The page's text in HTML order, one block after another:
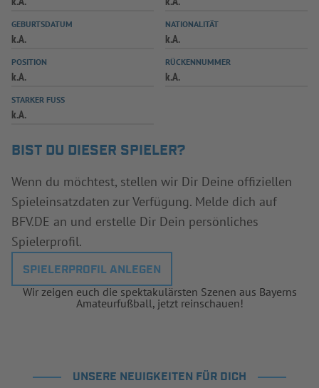
SPIELPLUS
GEBURTSDATUM
k.A.
NATIONALITÄT
k.A.
POSITION
k.A.
RÜCKENNUMMER
k.A.
STARKER FUSS
k.A.
BIST DU DIESER SPIELER?
Wenn du möchtest, stellen wir Dir Deine offiziellen
Spieleinsatzdaten zur Verfügung. Melde dich auf
BFV.DE an und erstelle Dir Dein persönliches
Spielerprofil.
SPIELERPROFIL ANLEGEN
Wir zeigen euch die spektakulärsten Szenen aus Bayerns
Amateurfußball, jetzt reinschauen!
UNSERE NEUIGKEITEN FÜR DICH